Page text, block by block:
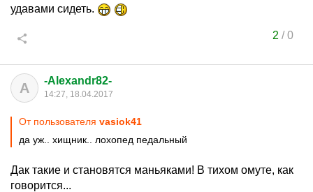
удавами сидеть.
2 /0
A -Alexandr82-
14:27, 18.04.2017
От пользователя vasiok41
да уж.. хищник.. лохопед педальный
Дак такие и становятся маньяками! В тихом омуте, как
говорится...